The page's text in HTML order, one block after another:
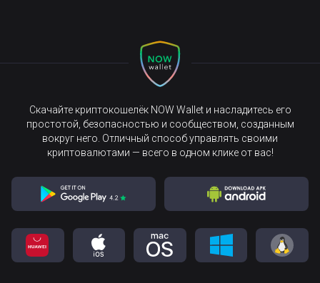
Скачайте криптокошелёк NOW Wallet и насладитесь его
простотой, безопасностью и сообществом, созданным
вокруг него. Отличный способ управлять своими
криптовалютами — всего в одном клике от вас!